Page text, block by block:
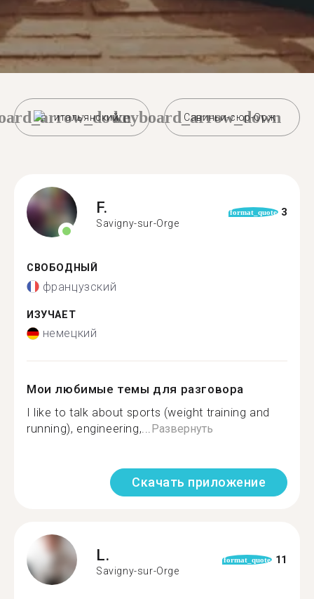
итальянский Савиньи-сюр-Орж
keyboard_arrow_down
F.
Savigny-sur-Orge
format_quote 3
СВОБОДНЫЙ
французский
ИЗУЧАЕТ
немецкий
Мои любимые темы для разговора
I like to talk about sports (weight training and
running), engineering,...Развернуть
Скачать приложение
L.
Savigny-sur-Orge
format_quote 11